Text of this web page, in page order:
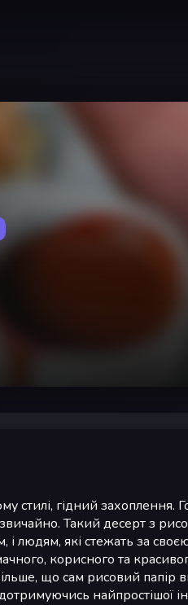
стилі, гідний захоплення.
Такий десерт з
людям, які стежать за
корисного та
що сам рисовий папір
найпростішої